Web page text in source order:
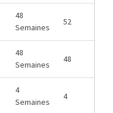
48
Semaines
52
48
Semaines
48
4
Semaines
4